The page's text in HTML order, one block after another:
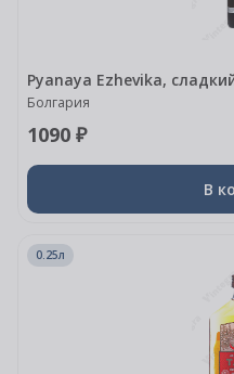
Pyanaya Ezhevika,
Болгария
1090 ₽
В
0.25л